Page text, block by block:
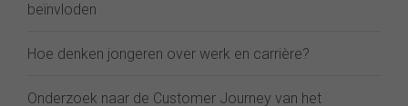
beïnvloden
Hoe denken jongeren over werk en carrière?
Onderzoek naar de Customer Journey van het